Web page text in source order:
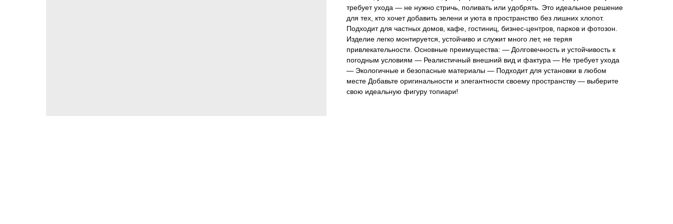
требует ухода — не нужно стричь, поливать или удобрять. Это идеальное решение
для тех, кто хочет добавить зелени и уюта в пространство без лишних хлопот.
Подходит для частных домов, кафе, гостиниц, бизнес-центров, парков и фотозон.
Изделие легко монтируется, устойчиво и служит много лет, не теряя
привлекательности. Основные преимущества: — Долговечность и устойчивость к
погодным условиям — Реалистичный внешний вид и фактура — Не требует ухода
— Экологичные и безопасные материалы — Подходит для установки в любом
месте Добавьте оригинальности и элегантности своему пространству — выберите
свою идеальную фигуру топиари!